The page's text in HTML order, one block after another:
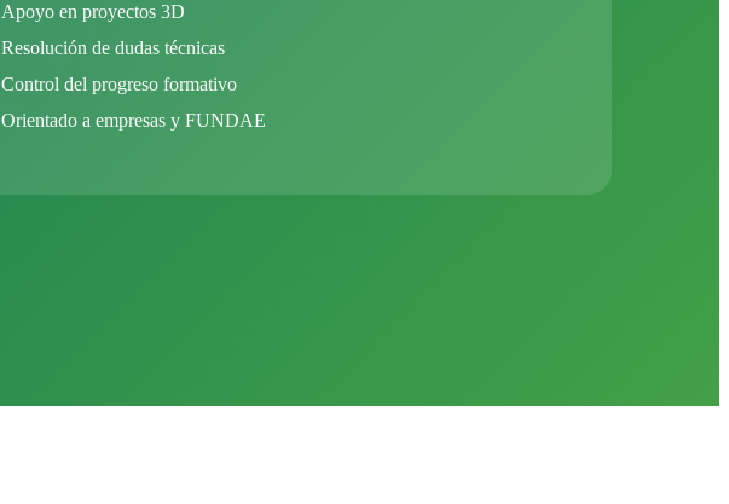
Apoyo en proyectos 3D
Resolución de dudas técnicas
Control del progreso formativo
Orientado a empresas y FUNDAE